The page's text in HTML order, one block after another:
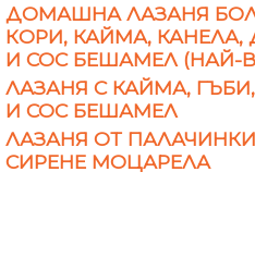
ДОМАШНА ЛАЗАНЯ
КОРИ, КАЙМА,
И СОС БЕШАМЕЛ (НАЙ-
ЛАЗАНЯ С КАЙМА,
И СОС БЕШАМЕЛ
ЛАЗАНЯ ОТ
СИРЕНЕ МОЦАРЕЛА